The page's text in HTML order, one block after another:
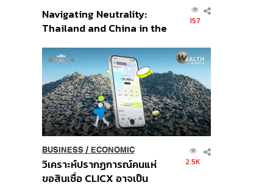
Navigating Neutrality:
Thailand and China in the
Order
157
BUSINESS/ ECONOMIC
วิเคราะห์ปรากฏการณ์คนแห่
ขอสินเชื่อ CLICX อาจเป็น
2.5K